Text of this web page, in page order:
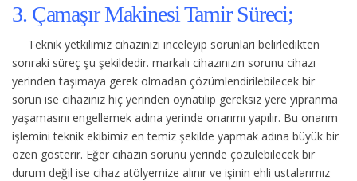
3. Çamaşır Makinesi Tamir Süreci;
Teknik yetkilimiz cihazınızı inceleyip sorunları belirledikten
sonraki süreç şu şekildedir. markalı cihazınızın sorunu cihazı
yerinden taşımaya gerek olmadan çözümlendirilebilecek bir
sorun ise cihazınız hiç yerinden oynatılıp gereksiz yere yıpranma
yaşamasını engellemek adına yerinde onarımı yapılır. Bu onarım
işlemini teknik ekibimiz en temiz şekilde yapmak adına büyük bir
özen gösterir. Eğer cihazın sorunu yerinde çözülebilecek bir
durum değil ise cihaz atölyemize alınır ve işinin ehli ustalarımız